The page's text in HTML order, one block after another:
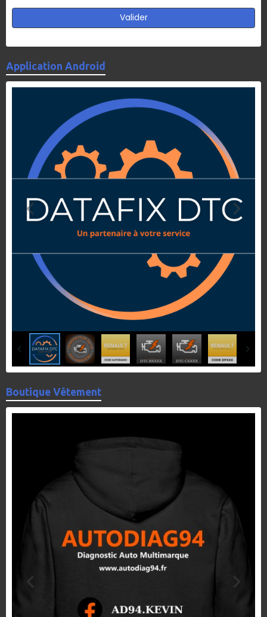
Valider
Application Android
Boutique Vêtement